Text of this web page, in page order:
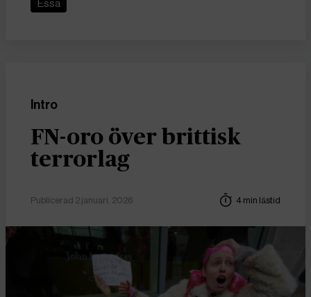
Essä
Intro
FN-oro över brittisk
terrorlag
Publicerad 2 januari, 2026 4 min lästid